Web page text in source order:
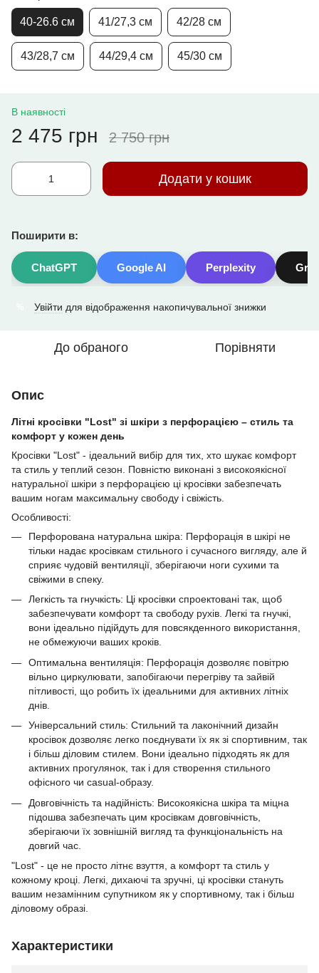
40-26.6 см 41/27,3 см 42/28 см
43/28,7 см 44/29,4 см 45/30 см
В наявності
2 475 грн 2 750 грн
Додати у кошик
Поширити в:
ChatGPT Google AI Perplexity
Увійти для відображення накопичувальної знижки
До обраного Порівняти
Опис
Літні кросівки "Lost" зі шкіри з перфорацією – стиль та
комфорт у кожен день
Кросівки "Lost" - ідеальний вибір для тих, хто шукає комфорт
та стиль у теплий сезон. Повністю виконані з високоякісної
натуральної шкіри з перфорацією ці кросівки забезпечать
вашим ногам максимальну свободу і свіжість.
Особливості:
Перфорована натуральна шкіра: Перфорація в шкірі не
тільки надає кросівкам стильного і сучасного вигляду, але й
сприяє чудовій вентиляції, зберігаючи ноги сухими та
свіжими в спеку.
Легкість та гнучкість: Ці кросівки спроектовані так, щоб
забезпечувати комфорт та свободу рухів. Легкі та гнучкі,
вони ідеально підійдуть для повсякденного використання,
не обмежуючи ваших кроків.
Оптимальна вентиляція: Перфорація дозволяє повітрю
вільно циркулювати, запобігаючи перегріву та зайвій
пітливості, що робить їх ідеальними для активних літніх
днів.
Універсальний стиль: Стильний та лаконічний дизайн
кросівок дозволяє легко поєднувати їх як зі спортивним, так
і більш діловим стилем. Вони ідеально підходять як для
активних прогулянок, так і для створення стильного
офісного чи casual-образу.
Довговічність та надійність: Високоякісна шкіра та міцна
підошва забезпечать цим кросівкам довговічність,
зберігаючи їх зовнішній вигляд та функціональність на
довгий час.
"Lost" - це не просто літнє взуття, а комфорт та стиль у
кожному кроці. Легкі, дихаючі та зручні, ці кросівки стануть
вашим незамінним супутником як у спортивному, так і більш
діловому образі.
Характеристики